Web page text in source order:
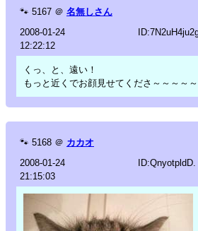
🐾 5167 ＠ 名無しさん
2008-01-24
12:22:12
くっ、と、遠い！
もっと近くでお顔見せてくださ～～～～
🐾 5168 ＠ カカオ
2008-01-24
21:15:03
ID:QnyotpldD.